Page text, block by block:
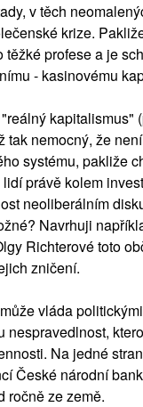
v těch
krize.
těžké profese a je
- kasinovému
kapitalismus"
tak nemocný, že
systému, pakliže
právě kolem
neoliberálním
Navrhuji
Richterové toto
zničení.
vláda
nespravedlnost,
Na jedné
České národní
ročně ze země.